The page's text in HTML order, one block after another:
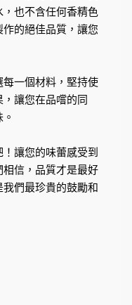
也不含任何香精色
的絕佳品質，讓您
一個材料，堅持使
讓您在品嚐的同
讓您的味蕾感受到
信，品質才是最好
們最珍貴的鼓勵和